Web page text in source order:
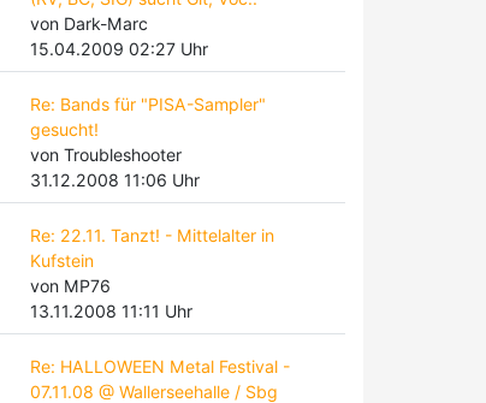
von Dark-Marc
15.04.2009 02:27 Uhr
Re: Bands für "PISA-Sampler"
gesucht!
von Troubleshooter
31.12.2008 11:06 Uhr
Re: 22.11. Tanzt! - Mittelalter in
Kufstein
von MP76
13.11.2008 11:11 Uhr
Re: HALLOWEEN Metal Festival -
07.11.08 @ Wallerseehalle / Sbg